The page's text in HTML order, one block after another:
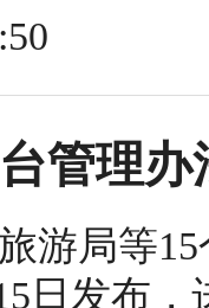
管理
游局等
日发布